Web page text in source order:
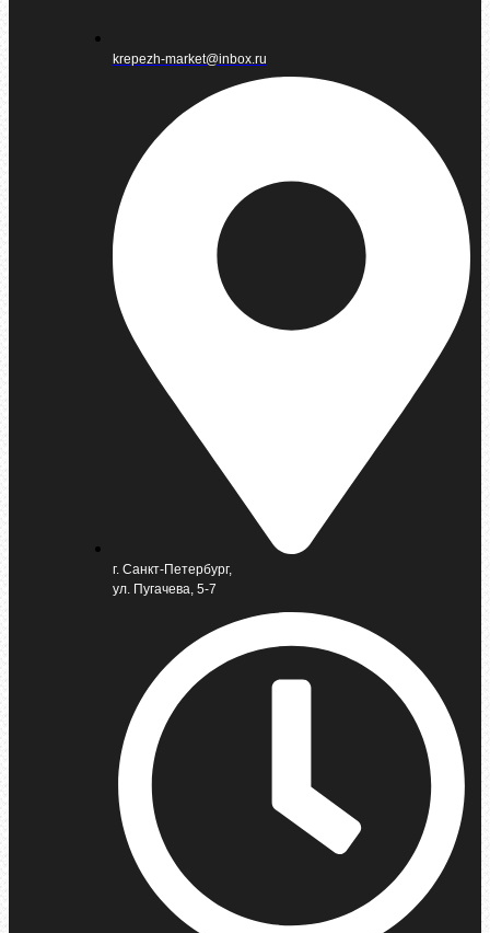
krepezh-market@inbox.ru
г. Санкт-Петербург,
ул. Пугачева, 5-7